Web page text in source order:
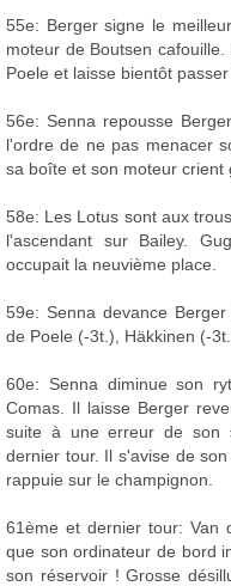
55e: Berger signe le
moteur de Boutsen
Poele et laisse bientôt
56e: Senna repousse
l'ordre de ne pas menacer
sa boîte et son moteur crient
58e: Les Lotus sont aux
l'ascendant sur Bailey.
occupait la neuvième place.
59e: Senna devance
de Poele (-3t.), Häkkinen (-
60e: Senna diminue son
Comas. Il laisse Berger
suite à une erreur de son
dernier tour. Il s'avise de
rappuie sur le champignon.
61ème et dernier tour: Van
que son ordinateur de bord
son réservoir ! Grosse